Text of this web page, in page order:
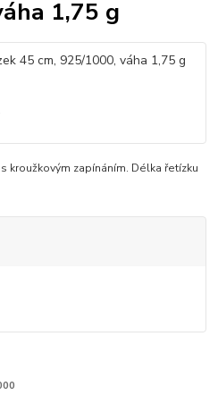
1,75 g
kroužkovým zapínáním. Délka řetízku